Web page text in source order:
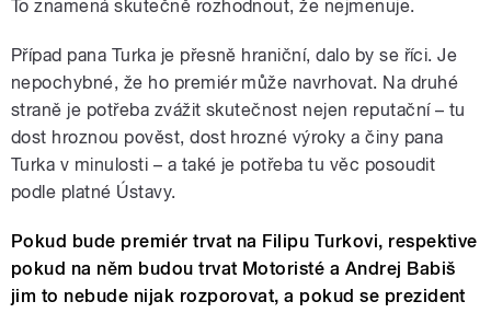
To znamená skutečně rozhodnout, že nejmenuje.
Případ pana Turka je přesně hraniční, dalo by se říci. Je
nepochybné, že ho premiér může navrhovat. Na druhé
straně je potřeba zvážit skutečnost nejen reputační – tu
dost hroznou pověst, dost hrozné výroky a činy pana
Turka v minulosti – a také je potřeba tu věc posoudit
podle platné Ústavy.
Pokud bude premiér trvat na Filipu Turkovi, respektive
pokud na něm budou trvat Motoristé a Andrej Babiš
jim to nebude nijak rozporovat, a pokud se prezident